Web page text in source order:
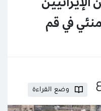
في قم
ع
وضع القراءة